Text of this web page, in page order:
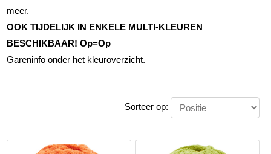
meer.
OOK TIJDELIJK IN ENKELE MULTI-KLEUREN
BESCHIKBAAR! Op=Op
Gareninfo onder het kleuroverzicht.
Sorteer op: